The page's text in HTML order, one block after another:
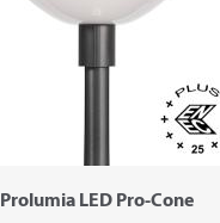
Prolumia LED Pro-Cone